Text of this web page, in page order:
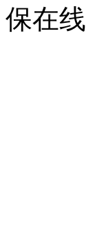
保在线